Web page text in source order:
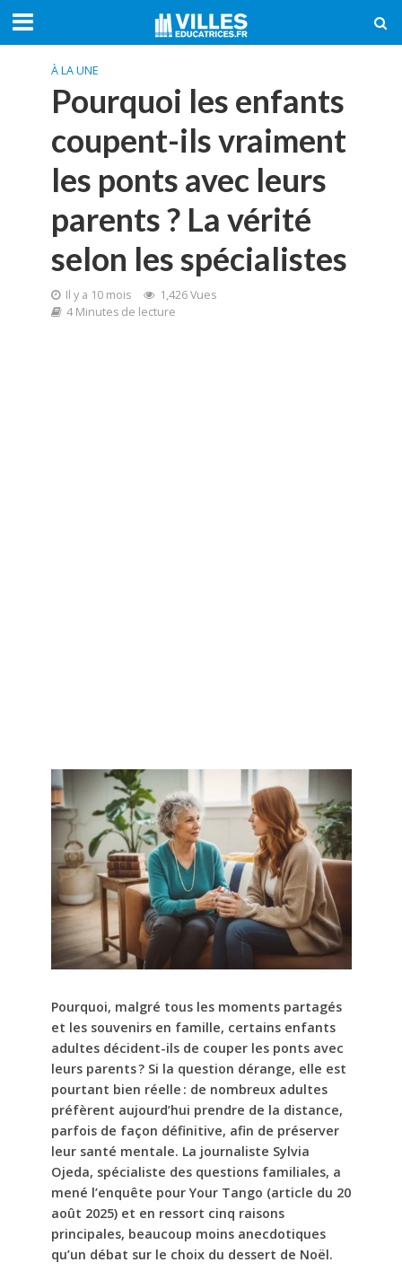
À LA UNE
Pourquoi les enfants
coupent-ils vraiment
les ponts avec leurs
parents ? La vérité
selon les spécialistes
Il y a 10 mois
1,426 Vues
4 Minutes de lecture
Pourquoi, malgré tous les moments partagés
et les souvenirs en famille, certains enfants
adultes décident-ils de couper les ponts avec
leurs parents ? Si la question dérange, elle est
pourtant bien réelle : de nombreux adultes
préfèrent aujourd’hui prendre de la distance,
parfois de façon définitive, afin de préserver
leur santé mentale. La journaliste Sylvia
Ojeda, spécialiste des questions familiales, a
mené l’enquête pour Your Tango (article du 20
août 2025) et en ressort cinq raisons
principales, beaucoup moins anecdotiques
qu’un débat sur le choix du dessert de Noël.